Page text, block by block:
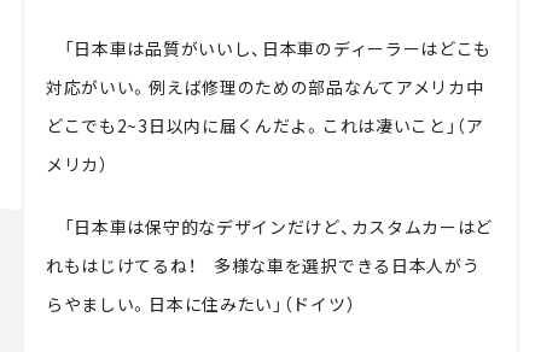
「日本車は品質がいいし、日本車のディーラーはどこも
対応がいい。例えば修理のための部品なんてアメリカ中
どこでも 2~3 日以内に届くんだよ。これは凄いこと」（ア
メリカ）
「日本車は保守的なデザインだけど、カスタムカーはど
れもはじけてるね！ 多様な車を選択できる日本人がう
らやましい。日本に住みたい」（ドイツ）